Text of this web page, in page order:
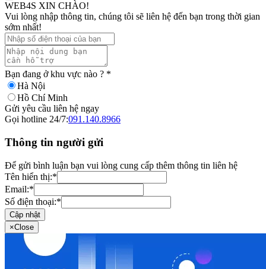
WEB4S XIN CHÀO!
Vui lòng nhập thông tin, chúng tôi sẽ liên hệ đến bạn trong thời gian
sớm nhất!
Bạn đang ở khu vực nào ? *
Hà Nội
Hồ Chí Minh
Gửi yêu cầu liên hệ ngay
Gọi hotline 24/7:091.140.8966
Thông tin người gửi
Để gửi bình luận bạn vui lòng cung cấp thêm thông tin liên hệ
Tên hiển thị:*
Email:*
Số điện thoại:*
Cập nhật
×Close